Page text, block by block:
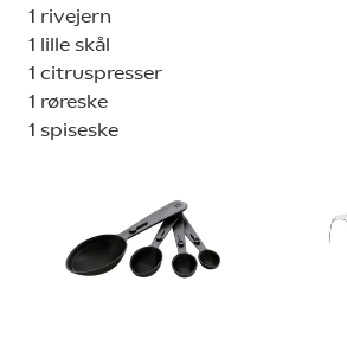
1 rivejern
1 lille skål
1 citruspresser
1 røreske
1 spiseske